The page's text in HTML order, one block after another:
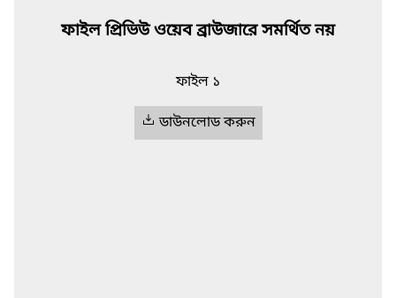
ফাইল প্রিভিউ ওয়েব ব্রাউজারে সমর্থিত নয়
ফাইল ১
ডাউনলোড করুন